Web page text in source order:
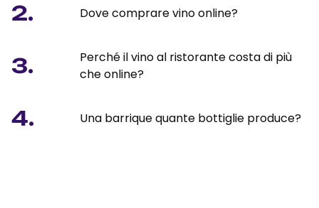
2. Dove comprare vino online?
3.
Perché il vino al ristorante costa di più
che online?
4. Una barrique quante bottiglie produce?